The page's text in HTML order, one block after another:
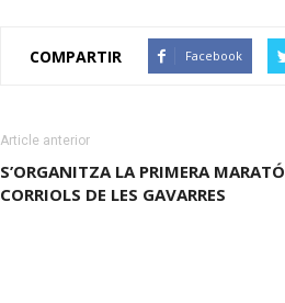
COMPARTIR Facebook
Article anterior
S’ORGANITZA LA PRIMERA
CORRIOLS DE LES GAVARRES